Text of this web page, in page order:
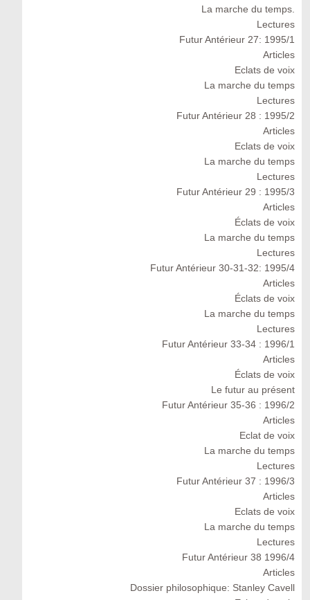
La marche du temps.
Lectures
Futur Antérieur 27: 1995/1
Articles
Eclats de voix
La marche du temps
Lectures
Futur Antérieur 28 : 1995/2
Articles
Eclats de voix
La marche du temps
Lectures
Futur Antérieur 29 : 1995/3
Articles
Éclats de voix
La marche du temps
Lectures
Futur Antérieur 30-31-32: 1995/4
Articles
Éclats de voix
La marche du temps
Lectures
Futur Antérieur 33-34 : 1996/1
Articles
Éclats de voix
Le futur au présent
Futur Antérieur 35-36 : 1996/2
Articles
Eclat de voix
La marche du temps
Lectures
Futur Antérieur 37 : 1996/3
Articles
Eclats de voix
La marche du temps
Lectures
Futur Antérieur 38 1996/4
Articles
Dossier philosophique: Stanley Cavell